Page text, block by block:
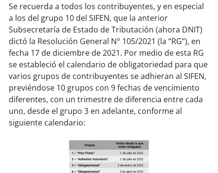
Se recuerda a todos los contribuyentes, y en especial
a los del grupo 10 del SIFEN, que la anterior
Subsecretaría de Estado de Tributación (ahora DNIT)
dictó la Resolución General N° 105/2021 (la “RG”), en
fecha 17 de diciembre de 2021. Por medio de esta RG
se estableció el calendario de obligatoriedad para que
varios grupos de contribuyentes se adhieran al SIFEN,
previéndose 10 grupos con 9 fechas de vencimiento
diferentes, con un trimestre de diferencia entre cada
uno, desde el grupo 3 en adelante, conforme al
siguiente calendario: